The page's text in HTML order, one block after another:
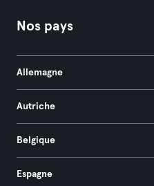
Nos pays
Allemagne
Autriche
Belgique
Espagne